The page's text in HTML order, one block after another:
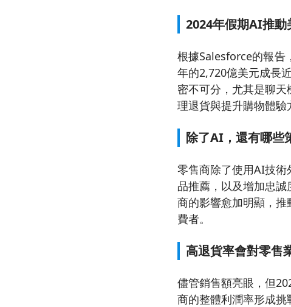
2024年假期AI推動
根據Salesforce的報告
年的2,720億美元成長
密不可分，尤其是聊
理退貨與提升購物體驗
除了AI，還有哪些
零售商除了使用AI技
品推薦，以及增加忠
商的影響愈加明顯，
費者。
高退貨率會對零售
儘管銷售額亮眼，但
商的整體利潤率形成